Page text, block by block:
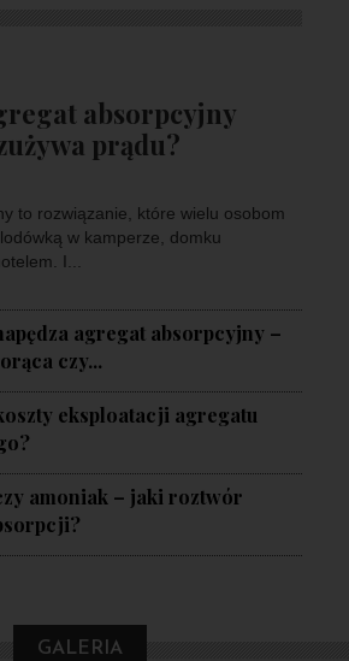
absorpcyjny
prądu?
to rozwiązanie, które wielu osobom
w kamperze, domku
I...
agregat absorpcyjny –
czy...
eksploatacji agregatu
amoniak – jaki roztwór
GALERIA